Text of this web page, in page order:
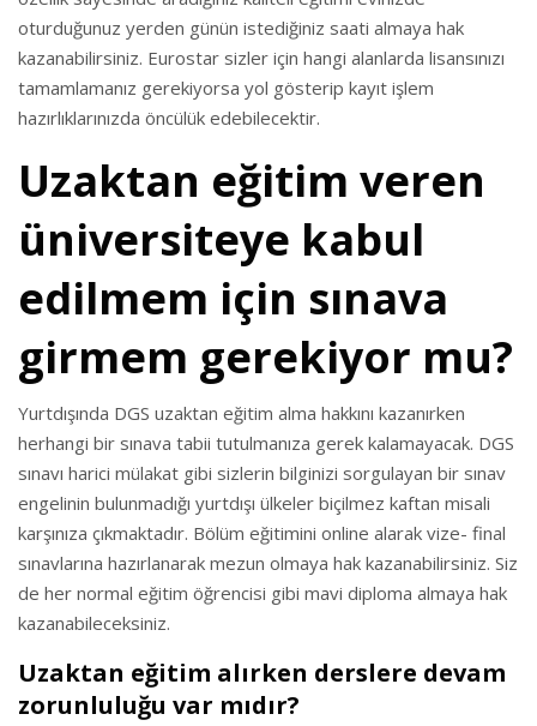
oturduğunuz yerden günün istediğiniz saati almaya hak
kazanabilirsiniz. Eurostar sizler için hangi alanlarda lisansınızı
tamamlamanız gerekiyorsa yol gösterip kayıt işlem
hazırlıklarınızda öncülük edebilecektir.
Uzaktan eğitim veren
üniversiteye kabul
edilmem için sınava
girmem gerekiyor mu?
Yurtdışında DGS uzaktan eğitim alma hakkını kazanırken
herhangi bir sınava tabii tutulmanıza gerek kalamayacak. DGS
sınavı harici mülakat gibi sizlerin bilginizi sorgulayan bir sınav
engelinin bulunmadığı yurtdışı ülkeler biçilmez kaftan misali
karşınıza çıkmaktadır. Bölüm eğitimini online alarak vize- final
sınavlarına hazırlanarak mezun olmaya hak kazanabilirsiniz. Siz
de her normal eğitim öğrencisi gibi mavi diploma almaya hak
kazanabileceksiniz.
Uzaktan eğitim alırken derslere devam
zorunluluğu var mıdır?